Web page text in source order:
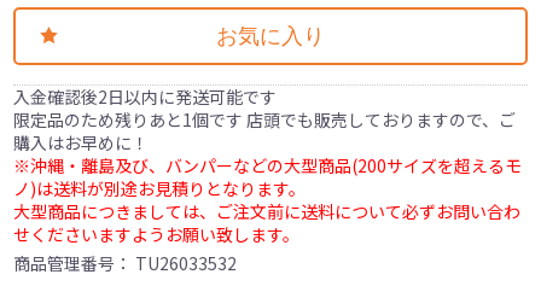
お気に入り
入金確認後2日以内に発送可能です
限定品のため残りあと1個です 店頭でも販売しておりますので、ご
購入はお早めに！
※沖縄・離島及び、バンパーなどの大型商品(200サイズを超えるモ
ノ)は送料が別途お見積りとなります。
大型商品につきましては、ご注文前に送料について必ずお問い合わ
せくださいますようお願い致します。
商品管理番号： TU26033532